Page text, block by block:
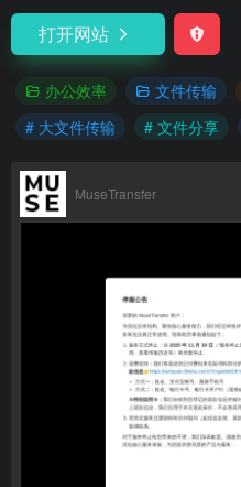
打开网站
办公效率 文件传输
# 大文件传输
# 文件分享
MuseTransfer